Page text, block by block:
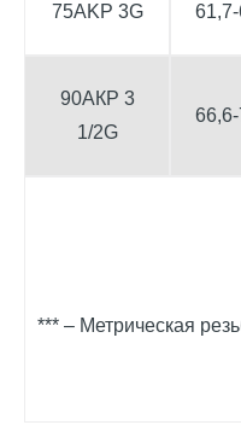
75AKР 3G
90АКР 3
1/2G
*** – Метрическая